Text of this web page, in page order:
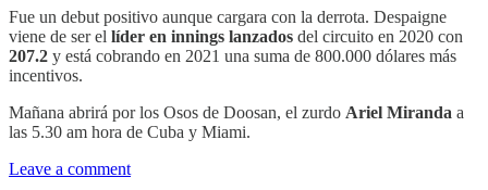
Fue un debut positivo aunque cargara con la derrota. Despaigne
viene de ser el líder en innings lanzados del circuito en 2020 con
207.2 y está cobrando en 2021 una suma de 800.000 dólares más
incentivos.
Mañana abrirá por los Osos de Doosan, el zurdo Ariel Miranda a
las 5.30 am hora de Cuba y Miami.
Leave a comment